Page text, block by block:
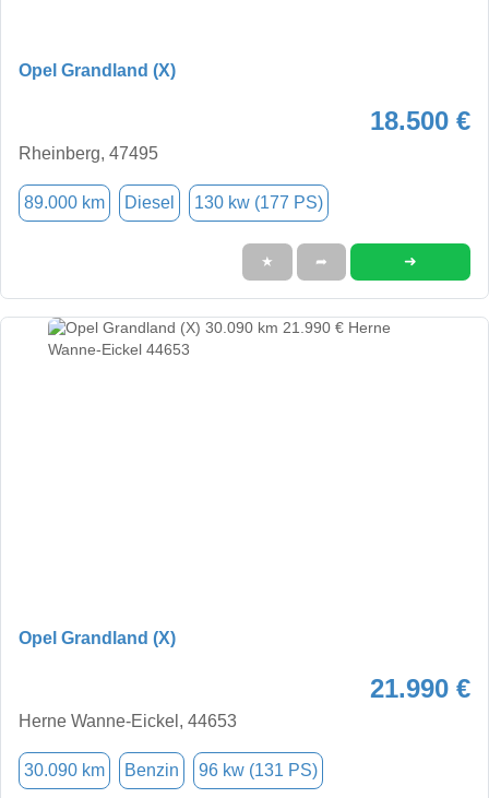
Opel Grandland (X)
18.500 €
Rheinberg, 47495
89.000 km Diesel 130 kw (177 PS)
★ ➦ ➜
Opel Grandland (X)
21.990 €
Herne Wanne-Eickel, 44653
30.090 km Benzin 96 kw (131 PS)